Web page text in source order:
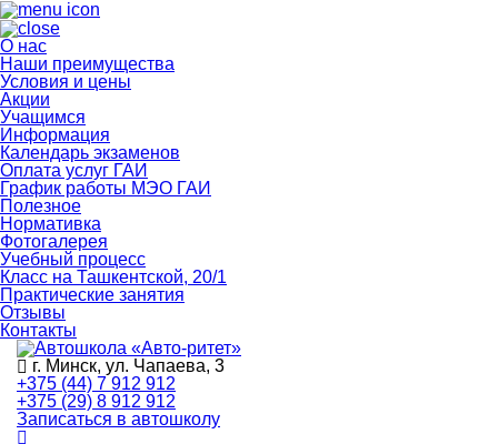
О нас
Наши преимущества
Условия и цены
Акции
Учащимся
Информация
Календарь экзаменов
Оплата услуг ГАИ
График работы МЭО ГАИ
Полезное
Нормативка
Фотогалерея
Учебный процесс
Класс на Ташкентской, 20/1
Практические занятия
Отзывы
Контакты
г. Минск, ул. Чапаева, 3
+375 (44) 7 912 912
+375 (29) 8 912 912
Записаться в автошколу